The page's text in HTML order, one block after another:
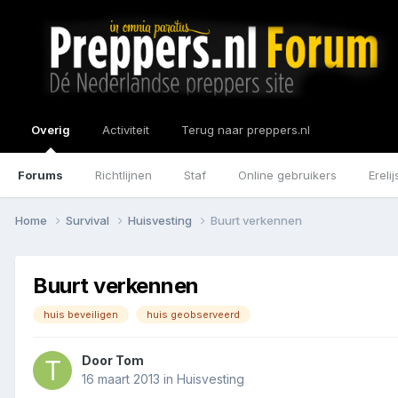
Overig
Forums Richtlijnen Staf Online gebruikers
Activiteit Terug naar preppers.nl
Home Survival Huisvesting Buurt verkennen
Buurt verkennen
huis beveiligen huis geobserveerd
Door Tom
16 maart 2013 in Huisvesting